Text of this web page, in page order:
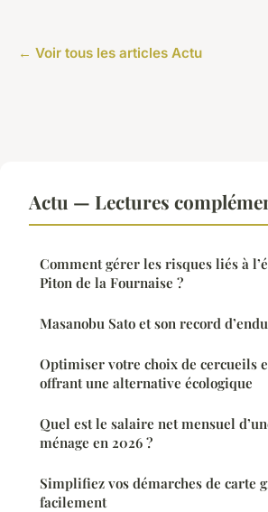
← Voir tous les articles Actu
Actu — Lectures
Comment gérer les risques liés à
Piton de la Fournaise ?
Masanobu Sato et son record
Optimiser votre choix de cercueils
offrant une alternative écologique
Quel est le salaire net mensuel
ménage en 2026 ?
Simplifiez vos démarches de carte
facilement